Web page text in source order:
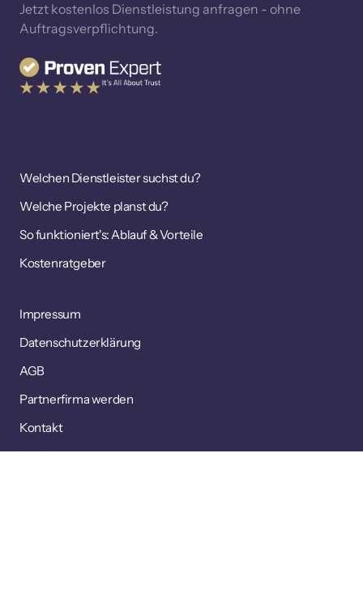
Jetzt kostenlos Dienstleistung anfragen - ohne
Auftragsverpflichtung.
Welchen Dienstleister suchst du?
Welche Projekte planst du?
So funktioniert's: Ablauf & Vorteile
Kostenratgeber
Impressum
Datenschutzerklärung
AGB
Partnerfirma werden
Kontakt